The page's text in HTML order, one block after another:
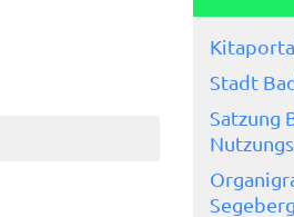
Stadt
Satzung
Segeberg